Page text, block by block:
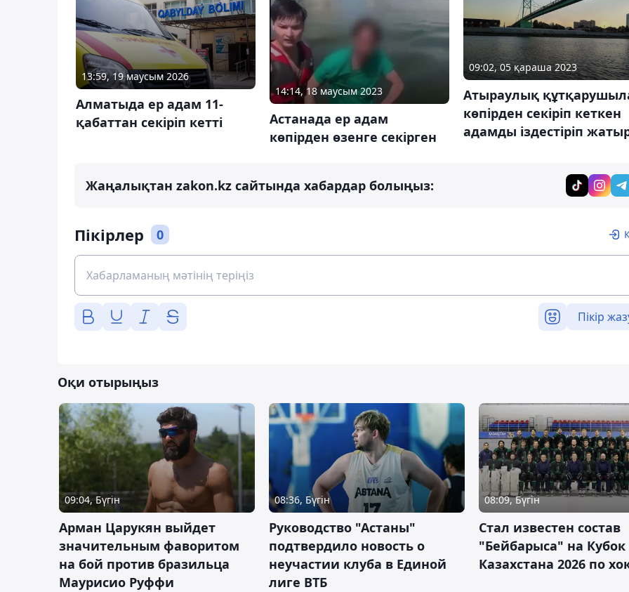
13:59, 19 маусым 2026
Алматыда ер адам 11-
қабаттан секіріп кетті
14:14, 18 маусым 2023
Астанада ер адам
көпірден өзенге секірген
09:02, 05 қараша 2023
Атыраулық
көпірден секіріп кеткен
адамды іздестіріп
Жаңалықтан zakon.kz сайтында хабардар болыңыз:
Пікірлер 0
Пікір
Оқи отырыңыз
09:04, Бүгін
Арман Царукян выйдет
значительным фаворитом
на бой против бразильца
Маурисио Руффи
08:36, Бүгін
Руководство "Астаны"
подтвердило новость о
неучастии клуба в Единой
лиге ВТБ
08:09, Бүгін
Стал известен состав
"Бейбарыса" на Кубок
Казахстана 2026 по